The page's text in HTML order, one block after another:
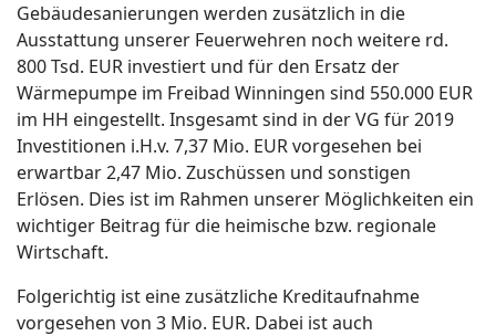
Gebäudesanierungen werden zusätzlich in die
Ausstattung unserer Feuerwehren noch weitere rd.
800 Tsd. EUR investiert und für den Ersatz der
Wärmepumpe im Freibad Winningen sind 550.000 EUR
im HH eingestellt. Insgesamt sind in der VG für 2019
Investitionen i.H.v. 7,37 Mio. EUR vorgesehen bei
erwartbar 2,47 Mio. Zuschüssen und sonstigen
Erlösen. Dies ist im Rahmen unserer Möglichkeiten ein
wichtiger Beitrag für die heimische bzw. regionale
Wirtschaft.
Folgerichtig ist eine zusätzliche Kreditaufnahme
vorgesehen von 3 Mio. EUR. Dabei ist auch